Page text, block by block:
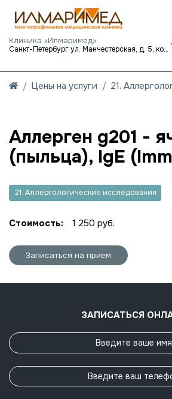
Клиника «Илмаримед»
Санкт-Петербург ул. Манчестерская, д. 5, корп. 1
Цены на услуги 21.
Аллерген g201 -
(пыльца), IgE
21. Аллергологические исследования
Стоимость: 1 250 руб.
Записаться на прием
ЗАПИСАТЬСЯ